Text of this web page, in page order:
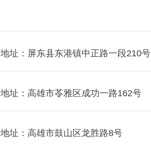
地址：屏东县东港镇中正路一段210号
地址：高雄市苓雅区成功一路162号
地址：高雄市鼓山区龙胜路8号